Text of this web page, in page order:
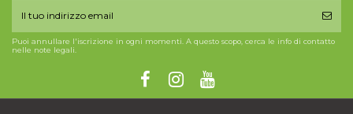
Puoi annullare l'iscrizione in ogni momenti. A questo scopo, cerca le info di contatto
nelle note legali.